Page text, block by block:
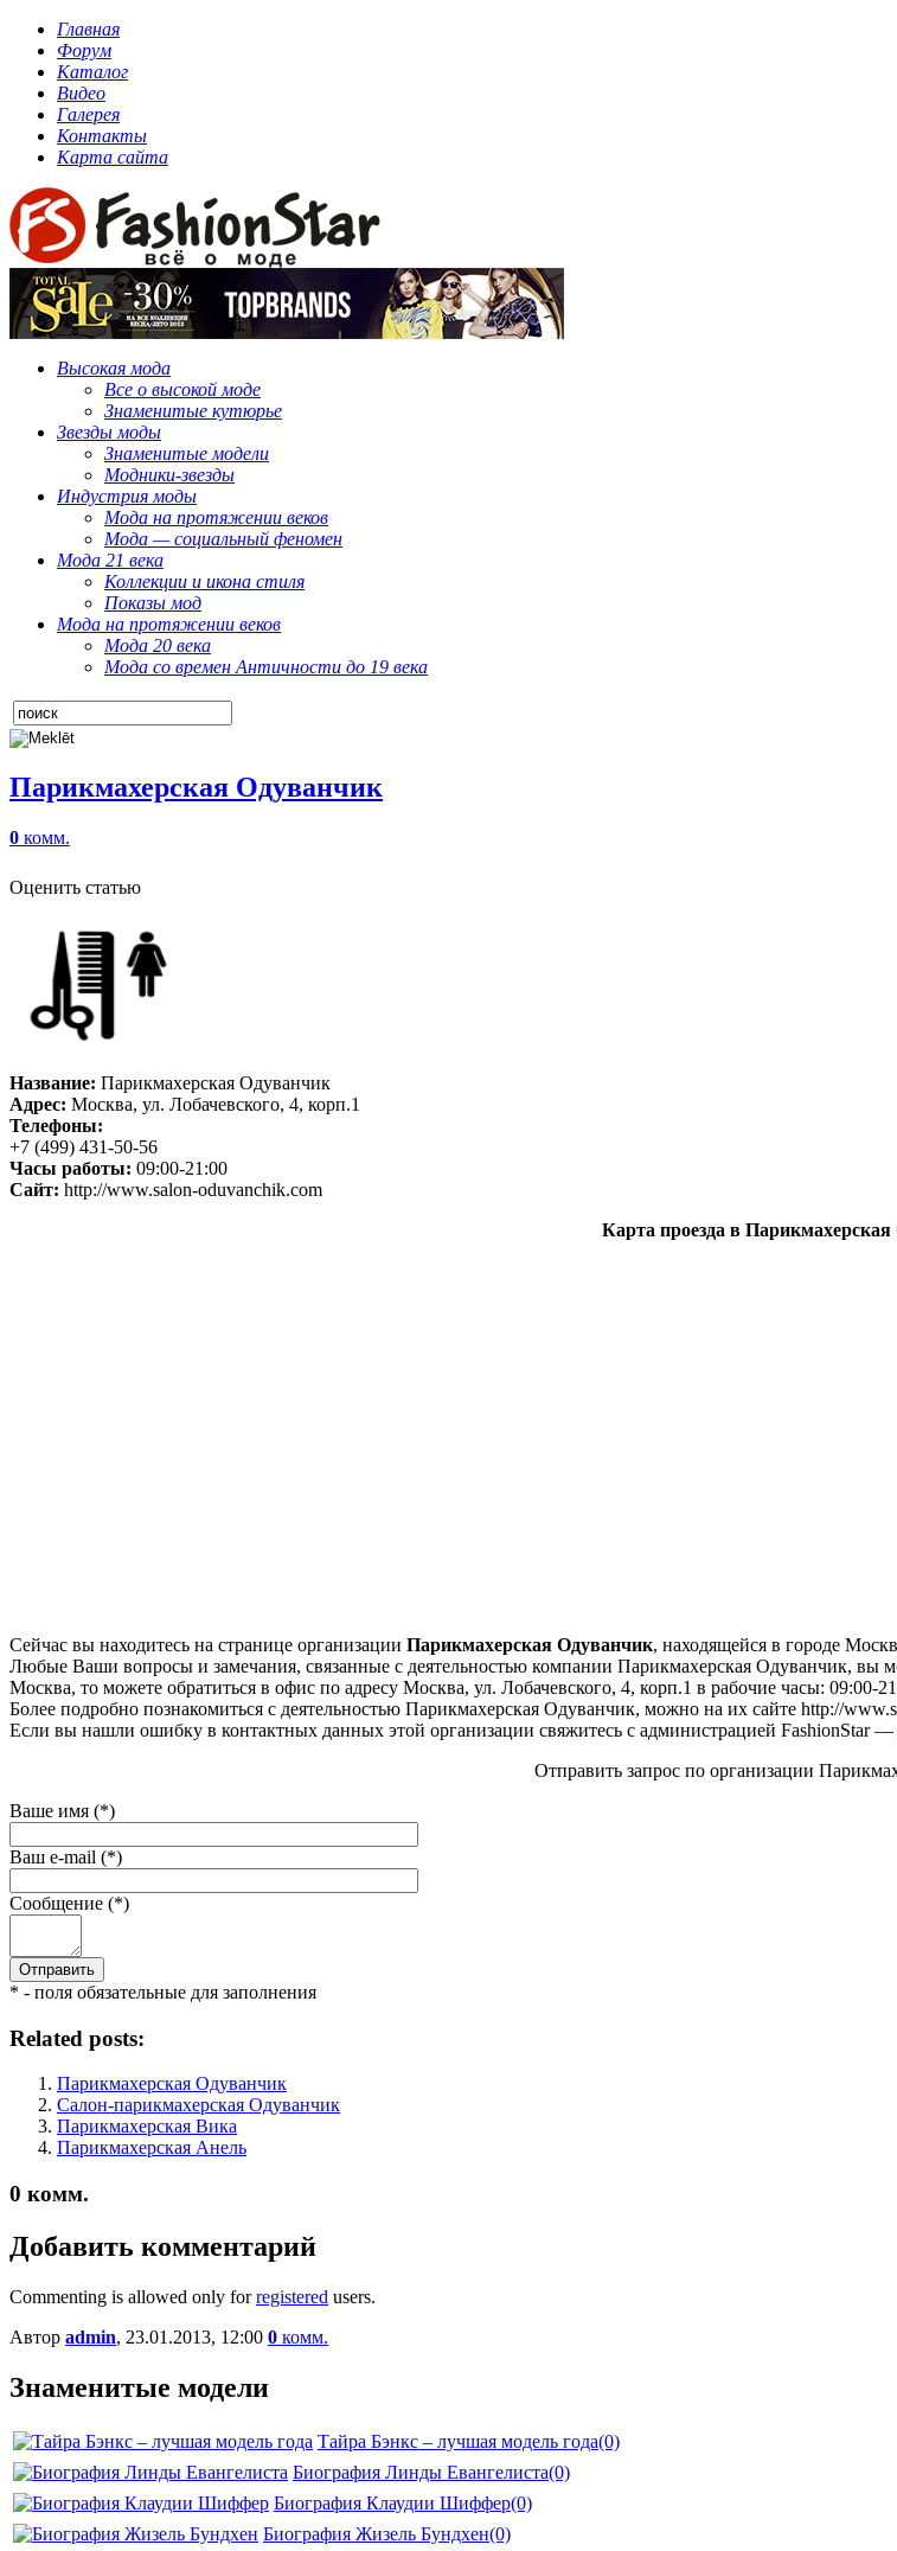
Главная
Форум
Каталог
Видео
Галерея
Контакты
Карта сайта
Высокая мода
Все о высокой моде
Знаменитые кутюрье
Звезды моды
Знаменитые модели
Модники-звезды
Индустрия моды
Мода на протяжении веков
Мода — социальный феномен
Мода 21 века
Коллекции и икона стиля
Показы мод
Мода на протяжении веков
Мода 20 века
Мода со времен Античности до 19 века
Парикмахерская Одуванчик
0 комм.
Оценить статью
Название: Парикмахерская Одуванчик
Адрес: Москва, ул. Лобачевского, 4, корп.1
Телефоны:
+7 (499) 431-50-56
Часы работы: 09:00-21:00
Сайт: http://www.salon-oduvanchik.com
Карта проезда в
Сейчас вы находитесь на странице организации Парикмахерская Одуванчик, находящейся в городе
Любые Ваши вопросы и замечания, связанные с деятельностью компании Парикмахерская Одуванчик, вы
Москва, то можете обратиться в офис по адресу Москва, ул. Лобачевского, 4, корп.1 в рабочие часы: 09:00-
Более подробно познакомиться с деятельностью Парикмахерская Одуванчик, можно на их сайте http://
Если вы нашли ошибку в контактных данных этой организации свяжитесь с администрацией FashionStar
Отправить запрос по организации
Ваше имя (*)
Ваш e-mail (*)
Сообщение (*)
* - поля обязательные для заполнения
Related posts:
Парикмахерская Одуванчик
Салон-парикмахерская Одуванчик
Парикмахерская Вика
Парикмахерская Анель
0 комм.
Добавить комментарий
Commenting is allowed only forregistered users.
Автор admin, 23.01.2013, 12:00 0 комм.
Знаменитые модели
Тайра Бэнкс – лучшая модель года(0)
Биография Линды Евангелиста(0)
Биография Клаудии Шиффер(0)
Биография Жизель Бундхен(0)